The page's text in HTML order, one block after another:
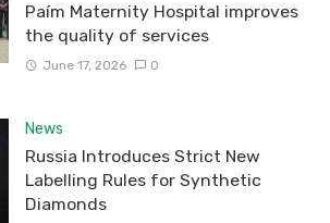
Paím Maternity Hospital improves
the quality of services
June 17, 2026 0
News
Russia Introduces Strict New
Labelling Rules for Synthetic
Diamonds